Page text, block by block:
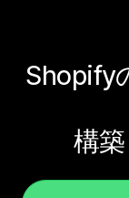
Shopify
構